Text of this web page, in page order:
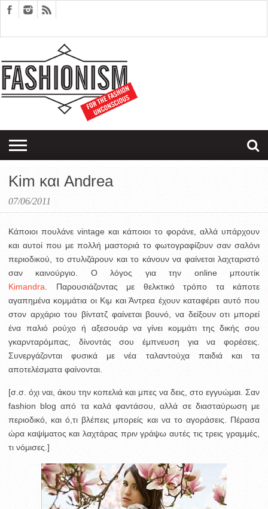
EDITORIALS
COUPLES
THERAPY
SARTORIAGRAM
Kim και Andrea
07/06/2011
Κάποιοι πουλάνε vintage και κάποιοι το φοράνε, αλλά υπάρχουν
και αυτοί που με πολλή μαστοριά το φωτογραφίζουν σαν σαλόνι
περιοδικού, το στυλιζάρουν και το κάνουν να φαίνεται λαχταριστό
σαν καινούργιο. Ο λόγος για την online μπουτίκ
Κimandra . Παρουσιάζοντας με θελκτικό τρόπο τα κάποτε
αγαπημένα κομμάτια οι Κιμ και Άντρεα έχουν καταφέρει αυτό που
στον αρχάριο του βίντατζ φαίνεται βουνό, να δείξουν οτι μπορεί
ένα παλιό ρούχο ή αξεσουάρ να γίνει κομμάτι της δικής σου
γκαρνταρόμπας, δίνοντάς σου έμπνευση για να φορέσεις.
Συνεργάζονται φυσικά με νέα ταλαντούχα παιδιά και τα
αποτελέσματα φαίνονται.
[σ.σ. όχι ναι, άκου την κοπελιά και μπες να δεις, στο εγγυώμαι. Σαν
fashion blog από τα καλά φαντάσου, αλλά σε διασταύρωση με
περιοδικό, και ό,τι βλέπεις μπορείς και να το αγοράσεις. Πέρασα
ώρα καψίματος και λαχτάρας πριν γράψω αυτές τις τρεις γραμμές,
τι νόμισες.]